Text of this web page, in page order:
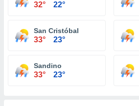
32° 22°
San Cristóbal
33° 23°
Sandino
33° 23°